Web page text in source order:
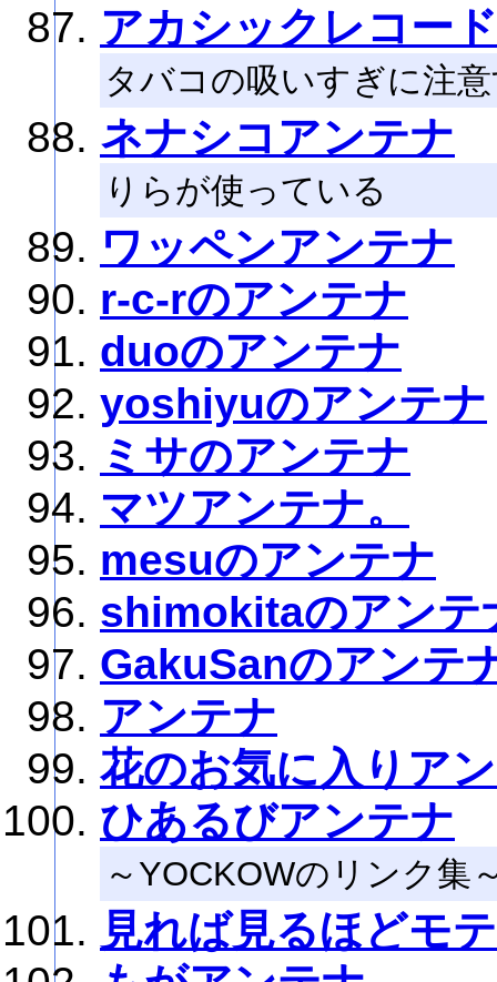
アカシックレコー
タバコの吸いすぎに注
ネナシコアンテナ
りらが使っている
ワッペンアンテナ
r-c-rのアンテナ
duoのアンテナ
yoshiyuのアンテナ
ミサのアンテナ
マツアンテナ。
mesuのアンテナ
shimokitaのアンテ
GakuSanのアンテ
アンテナ
花のお気に入りア
ひあるびアンテナ
～YOCKOWのリンク集
見れば見るほどモ